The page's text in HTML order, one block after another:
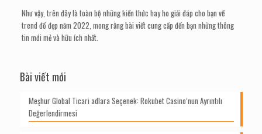
Như vậy, trên đây là toàn bộ những kiến thức hay ho giải đáp cho bạn về
trend đồ đẹp năm 2022, mong rằng bài viết cung cấp đến bạn những thông
tin mới mẻ và hữu ích nhất.
Bài viết mới
Meşhur Global Ticari adlara Seçenek: Rokubet Casino’nun Ayrıntılı
Değerlendirmesi